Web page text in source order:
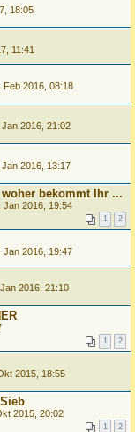
18:05
11:41
Feb 2016, 08:18
Jan 2016, 21:02
Jan 2016, 13:17
bekommt Ihr ...
Jan 2016, 19:54
1 2
Jan 2016, 19:47
2016, 21:10
1 2
2015, 18:55
2015, 20:02
1 2